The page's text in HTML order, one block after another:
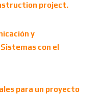
project.
y
con el
para un proyecto